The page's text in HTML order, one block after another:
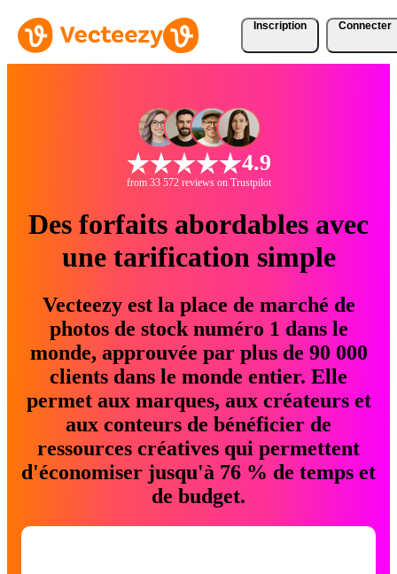
Inscription Connecter
4.9
from 33 572 reviews on Trustpilot
Des forfaits abordables avec
une tarification simple
Vecteezy est la place de marché de
photos de stock numéro 1 dans le
monde, approuvée par plus de 90 000
clients dans le monde entier. Elle
permet aux marques, aux créateurs et
aux conteurs de bénéficier de
ressources créatives qui permettent
d'économiser jusqu'à 76 % de temps et
de budget.